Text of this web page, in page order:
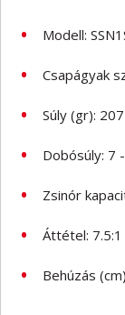
Modell:
Csapágyak
Súly (gr): 207
Dobósúly: 7
Zsinór
Áttétel: 7.5:1
Behúzás